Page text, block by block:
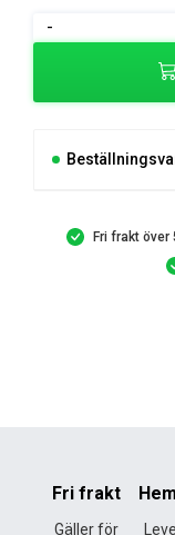
-
SKRUV
T27
Fri frakt över
Fri frakt
Gäller för